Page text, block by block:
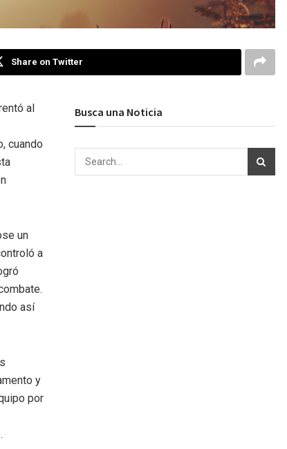
Share on Twitter
al
cuando
un
a
así
y
por
Busca una Noticia